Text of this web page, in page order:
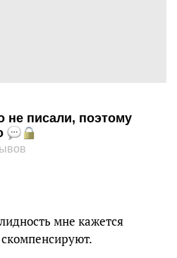
не писали, поэтому
мне кажется